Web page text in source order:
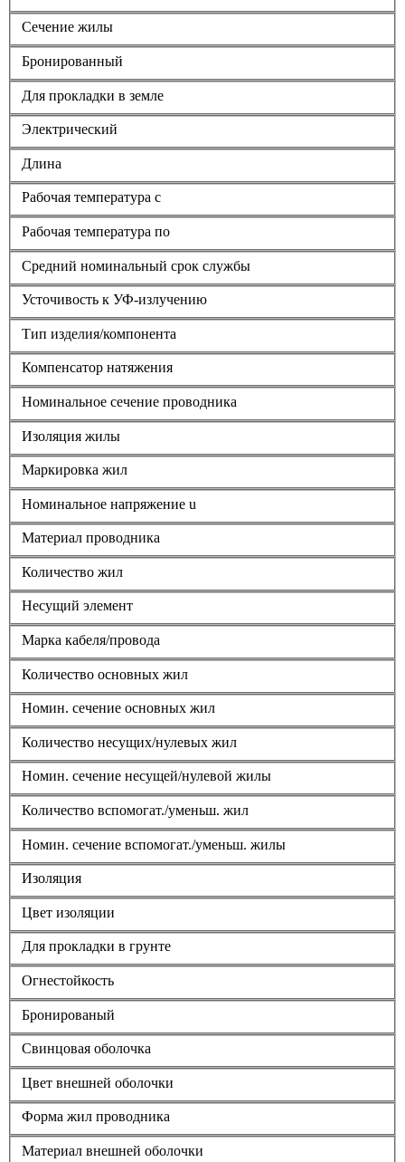
Сечение жилы
Бронированный
Для прокладки в земле
Электрический
Длина
Рабочая температура с
Рабочая температура по
Средний номинальный срок службы
Усточивость к УФ-излучению
Тип изделия/компонента
Компенсатор натяжения
Номинальное сечение проводника
Изоляция жилы
Маркировка жил
Номинальное напряжение u
Материал проводника
Количество жил
Несущий элемент
Марка кабеля/провода
Количество основных жил
Номин. сечение основных жил
Количество несущих/нулевых жил
Номин. сечение несущей/нулевой жилы
Количество вспомогат./уменьш. жил
Номин. сечение вспомогат./уменьш. жилы
Изоляция
Цвет изоляции
Для прокладки в грунте
Огнестойкость
Бронированый
Свинцовая оболочка
Цвет внешней оболочки
Форма жил проводника
Материал внешней оболочки